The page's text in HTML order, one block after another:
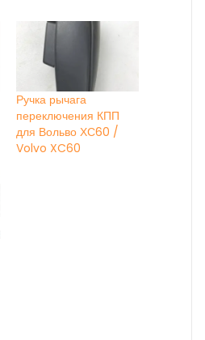
Ручка рычага
переключения КПП
для Вольво ХС60 /
Volvo XC60